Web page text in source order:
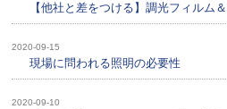
【他社と差をつける】調光フィルム
2020-09-15
現場に問われる照明の必要性
2020-09-10